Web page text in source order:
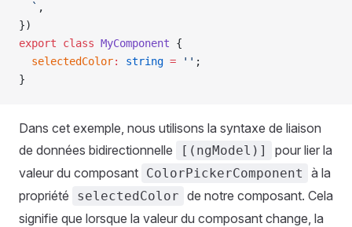
  `
,
})
export class MyComponent {
  selectedColor
: string = '' ;
}
Dans cet exemple, nous utilisons la syntaxe de liaison
de données bidirectionnelle
[(ngModel)]
pour lier la
valeur du composant ColorPickerComponent
à la
propriété
selectedColor de notre composant. Cela
signifie que lorsque la valeur du composant change, la